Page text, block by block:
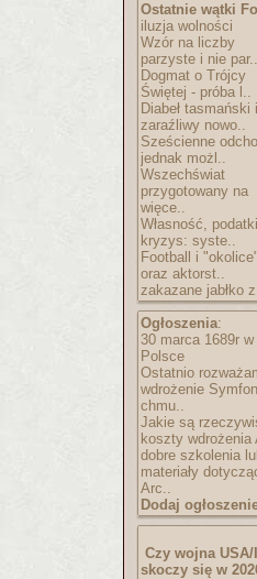
Ostatnie wątki
iluzja wolności
Wzór na liczby
parzyste i nie par..
Dogmat o Trójcy
Świętej - próba l..
Diabeł tasmański i
zaraźliwy nowo..
Sześcienne
jednak możl..
Wszechświat
przygotowany na
więce..
Własność,
kryzys: syste..
Football i "okolice"
oraz aktorst..
zakazane jabłko
Ogłoszenia:
30 marca 1689r w
Polsce
Ostatnio
wdrożenie
chmu..
Jakie są
koszty wdrożenia
dobre szkolenia
materiały
Arc..
Dodaj
Czy wojna USA/
skoczy się w